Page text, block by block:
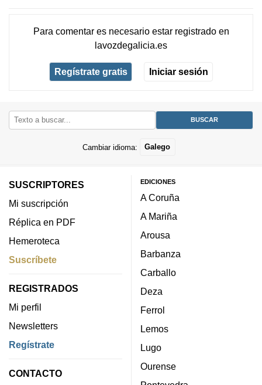
Para comentar es necesario estar registradoen
lavozdegalicia.es
Regístrate gratis Iniciar sesión
Cambiar idioma: Galego
SUSCRIPTORES
Mi suscripción
Réplica en PDF
Hemeroteca
Suscríbete
REGISTRADOS
Mi perfil
Newsletters
Regístrate
CONTACTO
EDICIONES
A Coruña
A Mariña
Arousa
Barbanza
Carballo
Deza
Ferrol
Lemos
Lugo
Ourense